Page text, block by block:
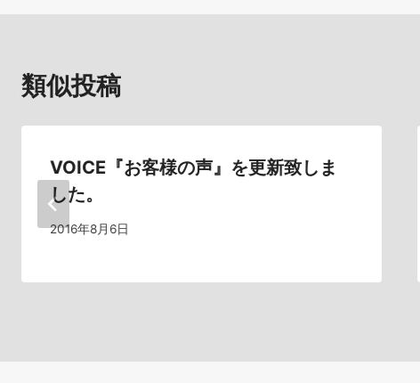
ゲ
ー
シ
ョ
ン
類似投稿
VOICE『お客様の声』を更新致しま
した。
2016年8月6日